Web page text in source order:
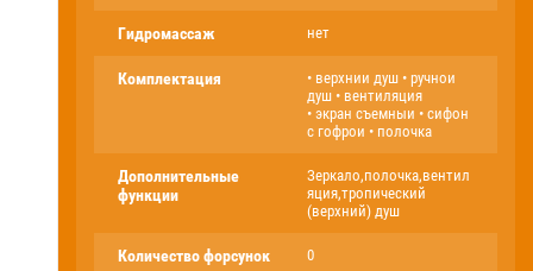
Гидромассаж нет
Комплектация
• верхнии душ • ручнои
душ • вентиляция
• экран съемныи • сифон
с гофрои • полочка
Дополнительные
функции
Зеркало,полочка,вентил
яция,тропический
(верхний) душ
Количество форсунок 0